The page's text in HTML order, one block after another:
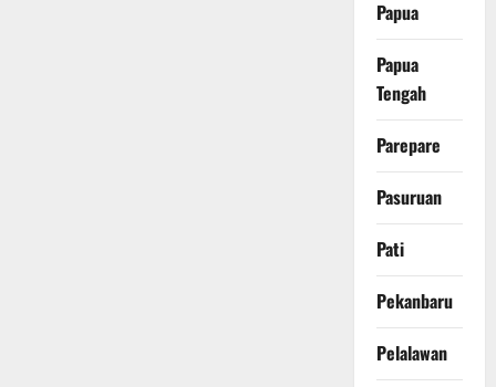
Papua
Papua
Tengah
Parepare
Pasuruan
Pati
Pekanbaru
Pelalawan